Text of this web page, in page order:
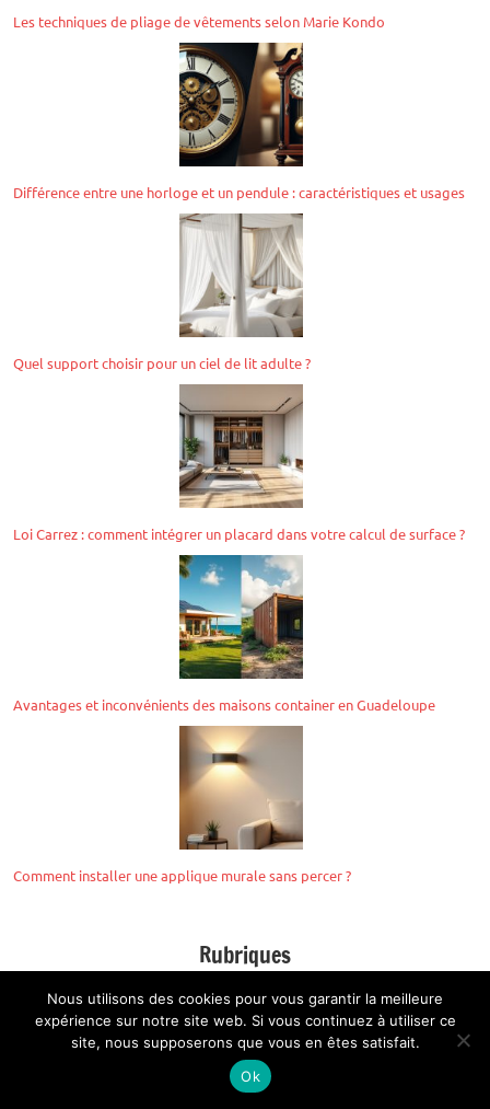
Les techniques de pliage de vêtements selon Marie Kondo
Différence entre une horloge et un pendule : caractéristiques et usages
Quel support choisir pour un ciel de lit adulte ?
Loi Carrez : comment intégrer un placard dans votre calcul de surface ?
Avantages et inconvénients des maisons container en Guadeloupe
Comment installer une applique murale sans percer ?
Rubriques
A la maison
Nous utilisons des cookies pour vous garantir la meilleure
expérience sur notre site web. Si vous continuez à utiliser ce
site, nous supposerons que vous en êtes satisfait.
Ok